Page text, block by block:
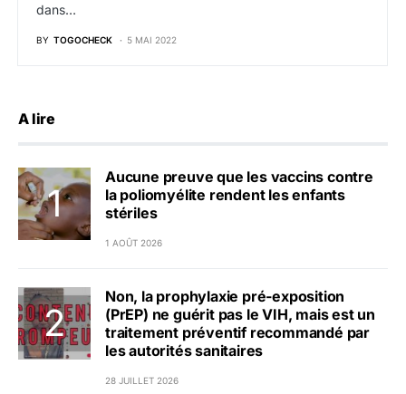
dans…
BY TOGOCHECK 5 MAI 2022
A lire
Aucune preuve que les vaccins contre
la poliomyélite rendent les enfants
stériles
1 AOÛT 2026
Non, la prophylaxie pré-exposition
(PrEP) ne guérit pas le VIH, mais est un
traitement préventif recommandé par
les autorités sanitaires
28 JUILLET 2026